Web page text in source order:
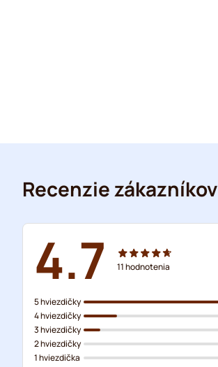
Recenzie zákazníkov
4.7 11hodnotenia
5 hviezdičky
4 hviezdičky
3 hviezdičky
2 hviezdičky
1 hviezdička